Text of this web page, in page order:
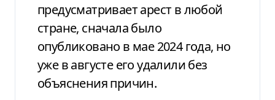
предусматривает арест в любой
стране, сначала было
опубликовано в мае 2024 года, но
уже в августе его удалили без
объяснения причин.